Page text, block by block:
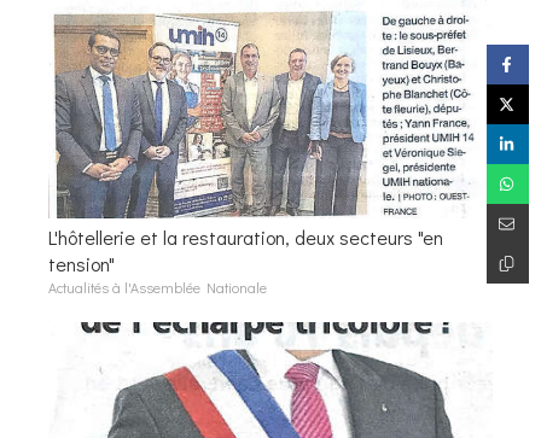
L'hôtellerie et la restauration, deux secteurs "en
tension"
Actualités à l'Assemblée Nationale